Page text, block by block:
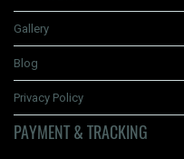
Gallery
Blog
Privacy Policy
PAYMENT & TRACKING